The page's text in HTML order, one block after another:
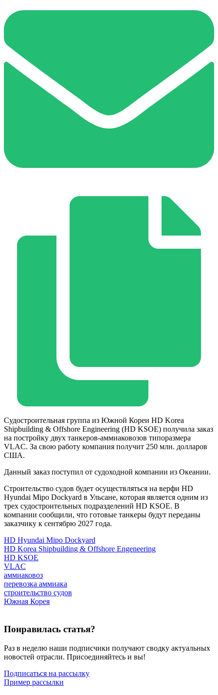
Судостроительная группа из Южной Кореи HD Korea
Shipbuilding & Offshore Engineering (HD KSOE) получила заказ
на постройку двух танкеров-аммиаковозов типоразмера
VLAC. За свою работу компания получит 250 млн. долларов
США.
Данный заказ поступил от судоходной компании из Океании.
Строительство судов будет осуществляться на верфи HD
Hyundai Mipo Dockyard в Ульсане, которая является одним из
трех судостроительных подразделений HD KSOE. В
компании сообщили, что готовые танкеры будут переданы
заказчику к сентябрю 2027 года.
HD Hyundai Mipo Dockyard
HD Korea Shipbuilding & Offshore Engeneering
HD KSOE
VLAC
аммиаковоз
перевозка аммиака
строительство судов
Южная Корея
Понравилась статья?
Раз в неделю наши подписчики получают сводку актуальных
новостей отрасли. Присоединяйтесь и вы!
Подписаться на рассылку
Пример рассылки